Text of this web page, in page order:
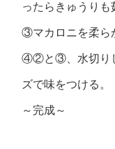
ったらきゅうりも
③マカロニを柔ら
④②と③、水切り
ズで味をつける。
～完成～